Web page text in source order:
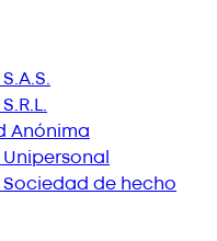
Anónima
de hecho